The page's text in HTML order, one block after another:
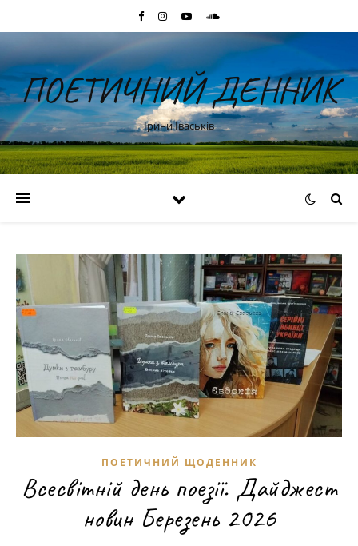
ПОЕТИЧНИЙ ДЕННИК
Ірини Іваськів
ПОЕТИЧНИЙ ЩОДЕННИК
Всесвітній день поезії. Дайджест
новин Березень 2026